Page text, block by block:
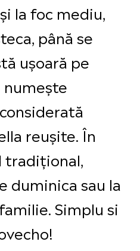
la foc mediu,
până se
ușoară pe
numește
reușite. În
tradițional,
duminica sau la
Simplu si